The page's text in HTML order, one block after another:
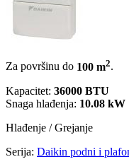
Za površinu do 100 m2.
Kapacitet: 36000 BTU
Snaga hlađenja: 10.08 kW
Hlađenje / Grejanje
Serija: Daikin podni i